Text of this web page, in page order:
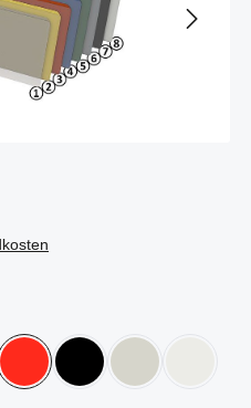
ähnlich Ral 6000
rot schwarz transparent